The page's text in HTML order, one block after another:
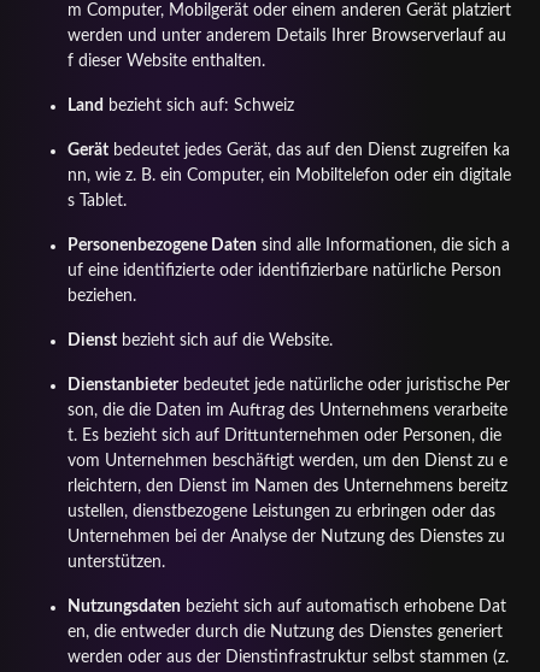
m Computer, Mobilgerät oder einem anderen Gerät platziert
werden und unter anderem Details Ihrer Browserverlauf au
f dieser Website enthalten.
Land bezieht sich auf: Schweiz
Gerät bedeutet jedes Gerät, das auf den Dienst zugreifen ka
nn, wie z. B. ein Computer, ein Mobiltelefon oder ein digitale
s Tablet.
Personenbezogene Daten sind alle Informationen, die sich a
uf eine identifizierte oder identifizierbare natürliche Person
beziehen.
Dienst bezieht sich auf die Website.
Dienstanbieterbedeutet jede natürliche oder juristische Per
son, die die Daten im Auftrag des Unternehmens verarbeite
t. Es bezieht sich auf Drittunternehmen oder Personen, die
vom Unternehmen beschäftigt werden, um den Dienst zu e
rleichtern, den Dienst im Namen des Unternehmens bereitz
ustellen, dienstbezogene Leistungen zu erbringen oder das
Unternehmen bei der Analyse der Nutzung des Dienstes zu
unterstützen.
Nutzungsdaten bezieht sich auf automatisch erhobene Dat
en, die entweder durch die Nutzung des Dienstes generiert
werden oder aus der Dienstinfrastruktur selbst stammen (z.